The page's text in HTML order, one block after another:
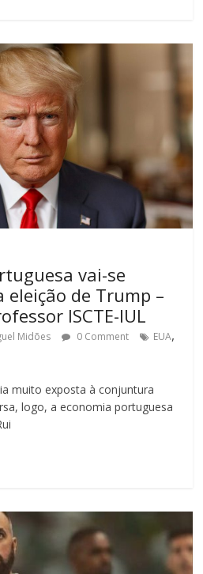
vai-se
eleição de Trump –
ISCTE-IUL
Midões 0 Comment EUA,
muito exposta à conjuntura
logo, a economia portuguesa